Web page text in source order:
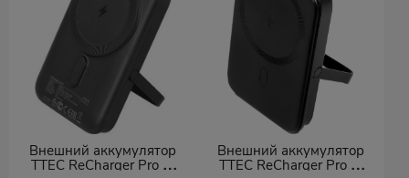
Внешний аккумулятор
TTEC ReCharger Pro M
Внешний аккумулятор
TTEC ReCharger Pro M